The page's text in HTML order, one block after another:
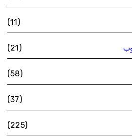
(11)
(21)
(58)
(37)
(225)